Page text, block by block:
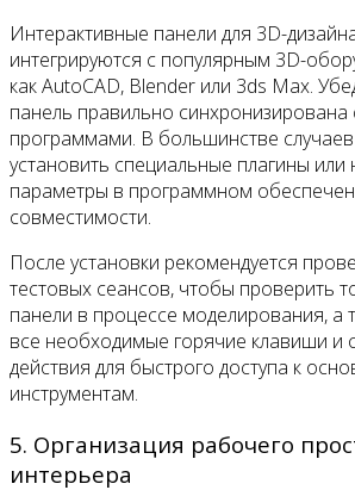
Интерактивные панели для 3D-
интегрируются с популярным 3D-
как AutoCAD, Blender или 3ds Max.
панель правильно
программами. В большинстве
установить специальные плагины или
параметры в программном
совместимости.
После установки рекомендуется
тестовых сеансов, чтобы проверить
панели в процессе моделирования, а
все необходимые горячие клавиши и
действия для быстрого доступа к
инструментам.
5. Организация рабочего
интерьера